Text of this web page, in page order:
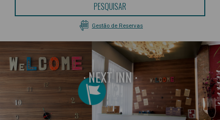
PESQUISAR
Gestão de Reservas
NEXT INN